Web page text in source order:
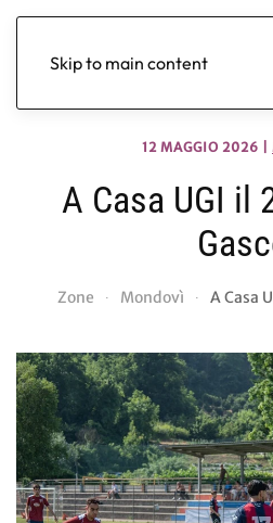
Skip to main content
12 MAGGIO 2026
A Casa UGI il
Zone Mondovì A Casa